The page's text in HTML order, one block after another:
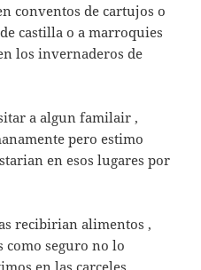
conventos de cartujos o
castilla o a marroquies
los invernaderos de
a algun familair ,
pero estimo
en esos lugares por
recibirian alimentos ,
como seguro no lo
en las carceles